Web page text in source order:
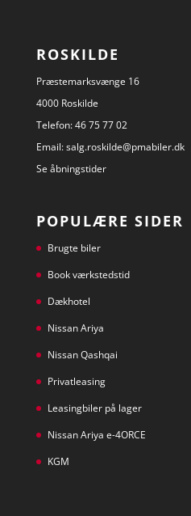
ROSKILDE
Præstemarksvænge 16
4000 Roskilde
Telefon:46 75 77 02
Email:salg.roskilde@pmabiler.dk
Se åbningstider
POPULÆRE SIDER
Brugte biler
Book værkstedstid
Dækhotel
Nissan Ariya
Nissan Qashqai
Privatleasing
Leasingbiler på lager
Nissan Ariya e-4ORCE
KGM